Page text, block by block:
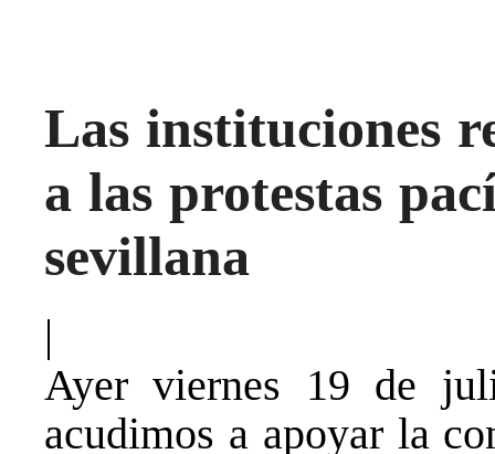
Las instituciones
a las protestas
sevillana
|
Ayer viernes 19 de
acudimos a apoyar la